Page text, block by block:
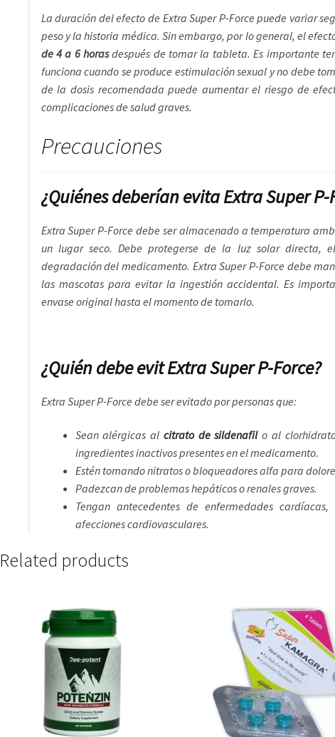
La duración del efecto de Extra Super P-Force puede variar
peso y la historia médica. Sin embargo, por lo general, el
de 4 a 6 horasdespués de tomar la tableta. Es importante
funciona cuando se produce estimulación sexual y no debe
de la dosis recomendada puede aumentar el riesgo de
complicaciones de salud graves.
Precauciones
¿Quiénes deberían evita Extra Super P-
Extra Super P-Force debe ser almacenado a temperatura
un lugar seco. Debe protegerse de la luz solar
degradación del medicamento. Extra Super P-Force debe
las mascotas para evitar la ingestión accidental. Es
envase original hasta el momento de tomarlo.
¿Quién debe evit Extra Super P-Force?
Extra Super P-Force debe ser evitado por personas que:
Sean alérgicas al citrato de sildenafil o al
ingredientes inactivos presentes en el medicamento.
Estén tomando nitratos o bloqueadores alfa para
Padezcan de problemas hepáticos o renales graves.
Tengan antecedentes de enfermedades
afecciones cardiovasculares.
Related products